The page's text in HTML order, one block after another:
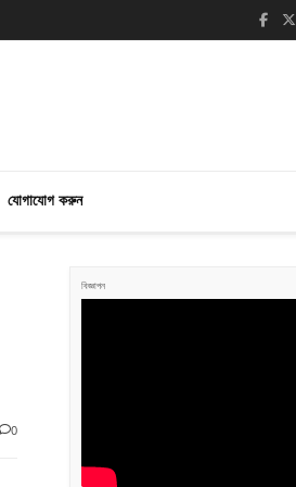
যোগাযোগ করুন
0
বিজ্ঞাপন